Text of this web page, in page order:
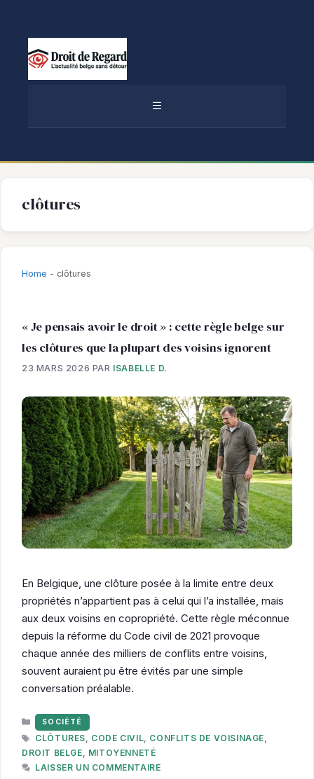
MENU
clôtures
Home - clôtures
« Je pensais avoir le droit » : cette règle belge sur
les clôtures que la plupart des voisins ignorent
23 MARS 2026 PAR ISABELLE D.
En Belgique, une clôture posée à la limite entre deux
propriétés n’appartient pas à celui qui l’a installée, mais
aux deux voisins en copropriété. Cette règle méconnue
depuis la réforme du Code civil de 2021 provoque
chaque année des milliers de conflits entre voisins,
souvent auraient pu être évités par une simple
conversation préalable.
CATÉGORIES
SOCIÉTÉ
ÉTIQUETTES
CLÔTURES, CODE CIVIL, CONFLITS DE VOISINAGE,
DROIT BELGE, MITOYENNETÉ
LAISSER UN COMMENTAIRE